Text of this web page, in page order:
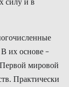
их основе –
мировой
Практически